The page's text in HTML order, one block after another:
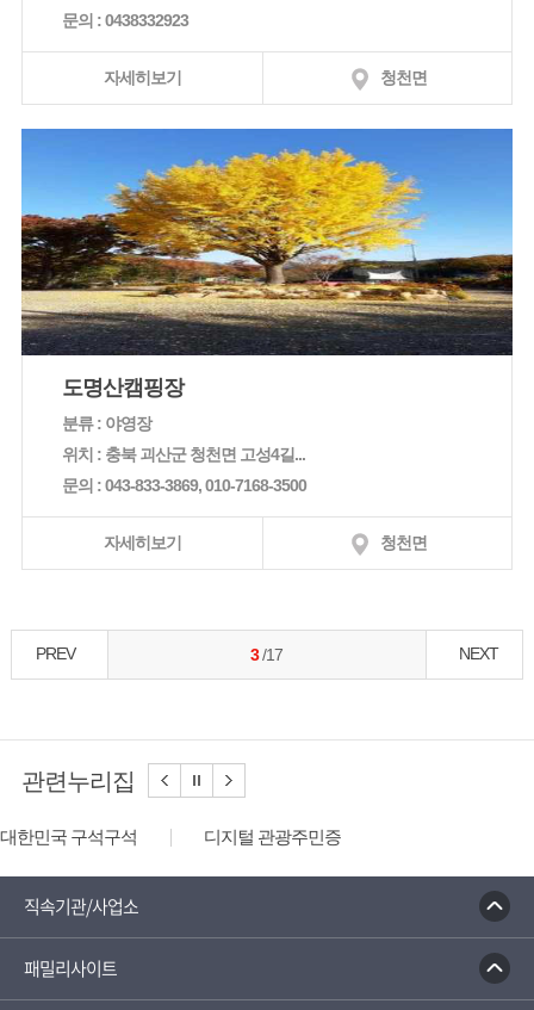
문의 : 0438332923
자세히보기 청천면
도명산캠핑장
분류 : 야영장
위치 : 충북 괴산군 청천면 고성4길...
문의 : 043-833-3869, 010-7168-3500
자세히보기 청천면
PREV 3/17 NEXT
관련누리집
디지털 관광주민증
성불산 자연휴양림
충청나드리
대한민국 구석구석
직속기관/사업소
패밀리사이트